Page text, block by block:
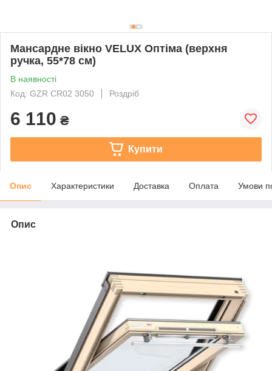
Мансардне вікно VELUX Оптіма (верхня
ручка, 55*78 см)
В наявності
Код: GZR CR02 3050
Роздріб
6 110 ₴
Купити
Опис Характеристики Доставка Оплата Умови
Опис